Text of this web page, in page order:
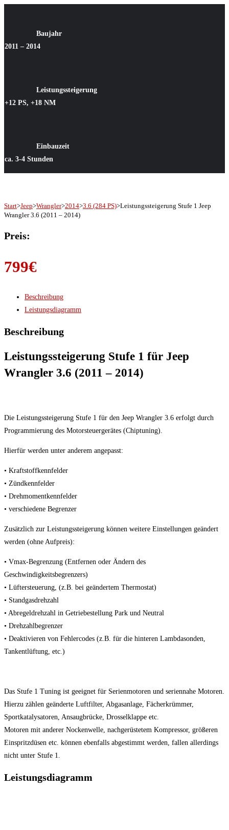
Baujahr
2011 – 2014
Leistungssteigerung
+12 PS, +18 NM
Einbauzeit
ca. 3-4 Stunden
Start>Jeep>Wrangler>2014>3.6 (284 PS)>Leistungssteigerung Stufe 1 Jeep
Wrangler 3.6 (2011 – 2014)
Preis:
799€
Beschreibung
Leistungsdiagramm
Beschreibung
Leistungssteigerung Stufe 1 für Jeep
Wrangler 3.6 (2011 – 2014)
Die Leistungssteigerung Stufe 1 für den Jeep Wrangler 3.6 erfolgt durch
Programmierung des Motorsteuergerätes (Chiptuning).
Hierfür werden unter anderem angepasst:
• Kraftstoffkennfelder
• Zündkennfelder
• Drehmomentkennfelder
• verschiedene Begrenzer
Zusätzlich zur Leistungssteigerung können weitere Einstellungen geändert
werden (ohne Aufpreis):
• Vmax-Begrenzung (Entfernen oder Ändern des
Geschwindigkeitsbegrenzers)
• Lüftersteuerung, (z.B. bei geändertem Thermostat)
• Standgasdrehzahl
• Abregeldrehzahl in Getriebestellung Park und Neutral
• Drehzahlbegrenzer
• Deaktivieren von Fehlercodes (z.B. für die hinteren Lambdasonden,
Tankentlüftung, etc.)
Das Stufe 1 Tuning ist geeignet für Serienmotoren und seriennahe Motoren.
Hierzu zählen geänderte Luftfilter, Abgasanlage, Fächerkrümmer,
Sportkatalysatoren, Ansaugbrücke, Drosselklappe etc.
Motoren mit anderer Nockenwelle, nachgerüstetem Kompressor, größeren
Einspritzdüsen etc. können ebenfalls abgestimmt werden, fallen allerdings
nicht unter Stufe 1.
Leistungsdiagramm